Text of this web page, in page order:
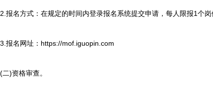
名方式：在规定的时间内登录报名系统提交申请，每人限报1个岗
名网址：https://mof.iguopin.com
资格审查。